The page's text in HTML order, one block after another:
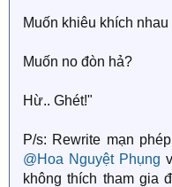
Muốn khiêu khích
Muốn no đòn hả?
Hừ.. Ghét!"
P/s: Rewrite mạn
@Hoa Nguyệt Phụng
không thích tham gia